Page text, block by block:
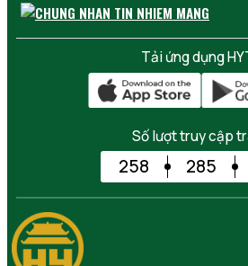
Tải ứng dụng
Số lượt truy cập
258 285